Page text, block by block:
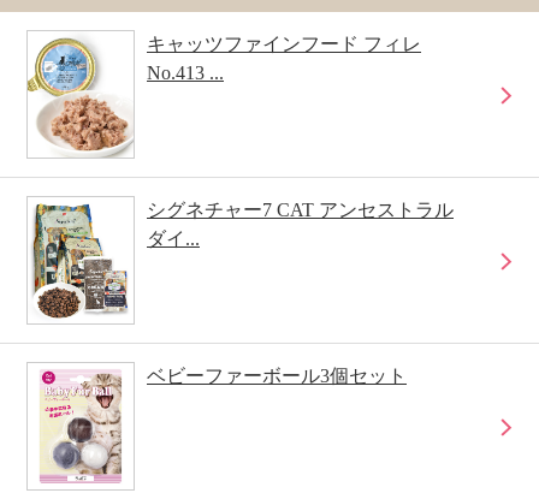
キャッツファインフード フィレ
No.413 ...
シグネチャー7 CAT アンセストラル
ダイ...
ベビーファーボール3個セット